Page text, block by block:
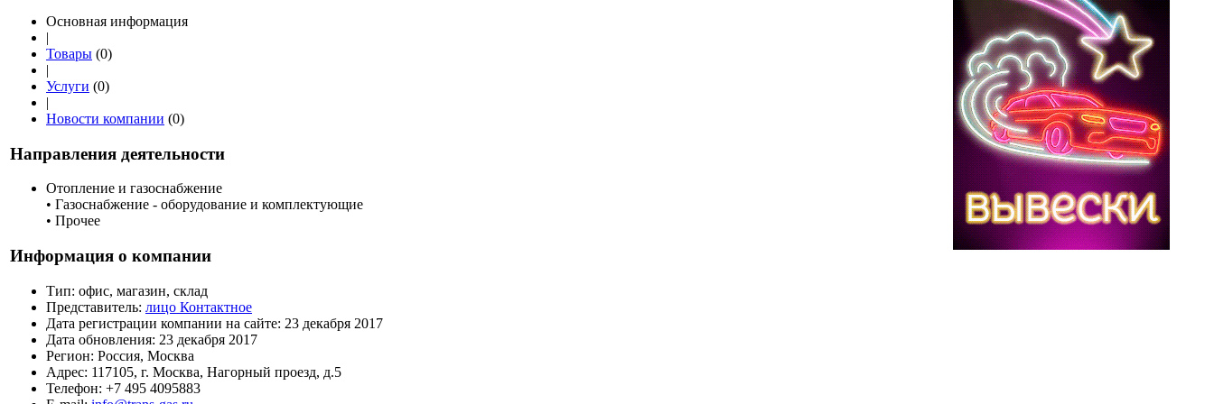
Основная информация
|
Товары (0)
|
Услуги (0)
|
Новости компании (0)
Направления деятельности
Отопление и газоснабжение
• Газоснабжение - оборудование и комплектующие
• Прочее
Информация о компании
Тип: офис, магазин, склад
Представитель: лицо Контактное
Дата регистрации компании на сайте: 23 декабря 2017
Дата обновления: 23 декабря 2017
Регион: Россия, Москва
Адрес: 117105, г. Москва, Нагорный проезд, д.5
Телефон: +7 495 4095883